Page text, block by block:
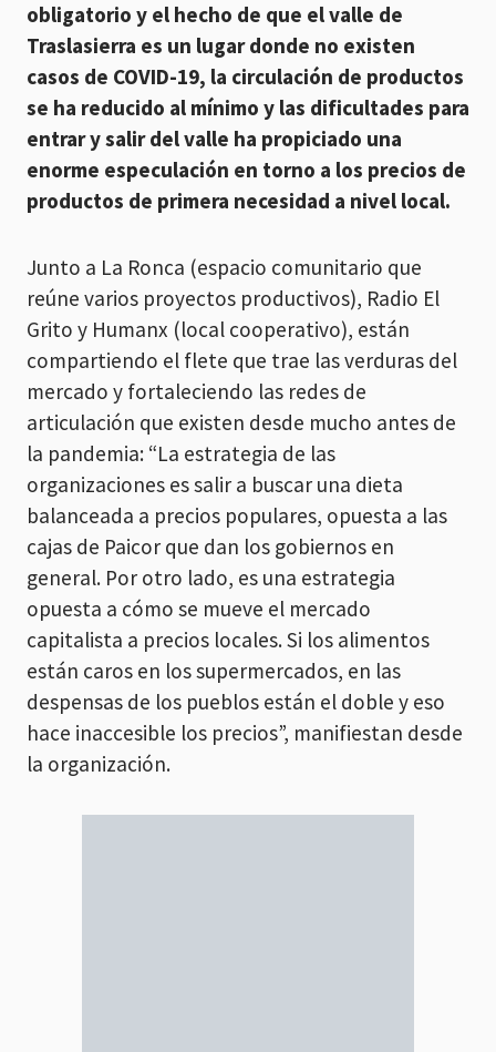
obligatorio y el hecho de que el valle de
Traslasierra es un lugar donde no existen
casos de COVID-19, la circulación de productos
se ha reducido al mínimo y las dificultades para
entrar y salir del valle ha propiciado una
enorme especulación en torno a los precios de
productos de primera necesidad a nivel local.
Junto a La Ronca (espacio comunitario que
reúne varios proyectos productivos), Radio El
Grito y Humanx (local cooperativo), están
compartiendo el flete que trae las verduras del
mercado y fortaleciendo las redes de
articulación que existen desde mucho antes de
la pandemia: “La estrategia de las
organizaciones es salir a buscar una dieta
balanceada a precios populares, opuesta a las
cajas de Paicor que dan los gobiernos en
general. Por otro lado, es una estrategia
opuesta a cómo se mueve el mercado
capitalista a precios locales. Si los alimentos
están caros en los supermercados, en las
despensas de los pueblos están el doble y eso
hace inaccesible los precios”, manifiestan desde
la organización.